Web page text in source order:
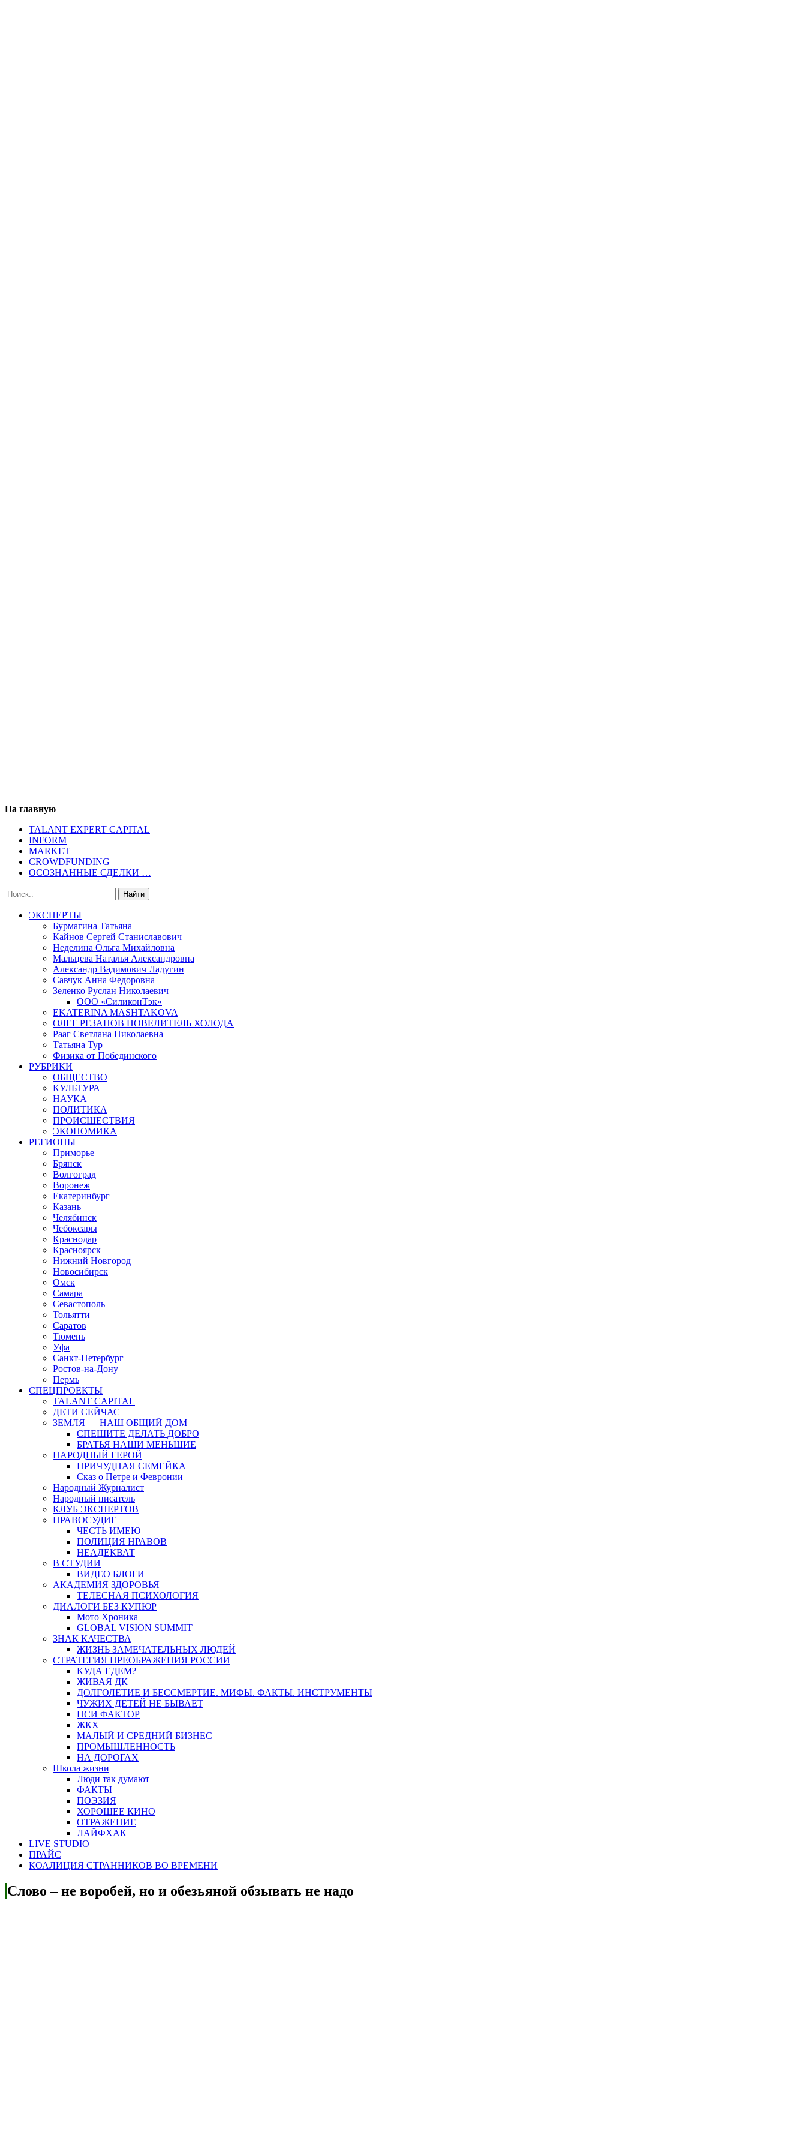
На главную
TALANT EXPERT CAPITAL
INFORM
MARKET
CROWDFUNDING
ОСОЗНАННЫЕ СДЕЛКИ …
ЭКСПЕРТЫ
Бурмагина Татьяна
Кайнов Сергей Станиславович
Неделина Ольга Михайловна
Мальцева Наталья Александровна
Александр Вадимович Ладугин
Савчук Анна Федоровна
Зеленко Руслан Николаевич
ООО «СиликонТэк»
EKATERINA MASHTAKOVA
ОЛЕГ РЕЗАНОВ ПОВЕЛИТЕЛЬ ХОЛОДА
Рааг Светлана Николаевна
Татьяна Тур
Физика от Побединского
РУБРИКИ
ОБЩЕСТВО
КУЛЬТУРА
НАУКА
ПОЛИТИКА
ПРОИСШЕСТВИЯ
ЭКОНОМИКА
РЕГИОНЫ
Приморье
Брянск
Волгоград
Воронеж
Екатеринбург
Казань
Челябинск
Чебоксары
Краснодар
Красноярск
Нижний Новгород
Новосибирск
Омск
Самара
Севастополь
Тольятти
Саратов
Тюмень
Уфа
Санкт-Петербург
Ростов-на-Дону
Пермь
СПЕЦПРОЕКТЫ
TALANT CAPITAL
ДЕТИ СЕЙЧАС
ЗЕМЛЯ — НАШ ОБЩИЙ ДОМ
СПЕШИТЕ ДЕЛАТЬ ДОБРО
БРАТЬЯ НАШИ МЕНЬШИЕ
НАРОДНЫЙ ГЕРОЙ
ПРИЧУДНАЯ СЕМЕЙКА
Сказ о Петре и Февронии
Народный Журналист
Народный писатель
КЛУБ ЭКСПЕРТОВ
ПРАВОСУДИЕ
ЧЕСТЬ ИМЕЮ
ПОЛИЦИЯ НРАВОВ
НЕАДЕКВАТ
В СТУДИИ
ВИДЕО БЛОГИ
АКАДЕМИЯ ЗДОРОВЬЯ
ТЕЛЕСНАЯ ПСИХОЛОГИЯ
ДИАЛОГИ БЕЗ КУПЮР
Мото Хроника
GLOBAL VISION SUMMIT
ЗНАК КАЧЕСТВА
ЖИЗНЬ ЗАМЕЧАТЕЛЬНЫХ ЛЮДЕЙ
СТРАТЕГИЯ ПРЕОБРАЖЕНИЯ РОССИИ
КУДА ЕДЕМ?
ЖИВАЯ ДК
ДОЛГОЛЕТИЕ И БЕССМЕРТИЕ. МИФЫ. ФАКТЫ. ИНСТРУМЕНТЫ
ЧУЖИХ ДЕТЕЙ НЕ БЫВАЕТ
ПСИ ФАКТОР
ЖКХ
МАЛЫЙ И СРЕДНИЙ БИЗНЕС
ПРОМЫШЛЕННОСТЬ
НА ДОРОГАХ
Школа жизни
Люди так думают
ФАКТЫ
ПОЭЗИЯ
ХОРОШЕЕ КИНО
ОТРАЖЕНИЕ
ЛАЙФХАК
LIVE STUDIO
ПРАЙС
КОАЛИЦИЯ СТРАННИКОВ ВО ВРЕМЕНИ
Слово – не воробей, но и обезьяной обзывать не надо